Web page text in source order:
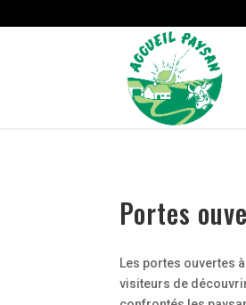
Portes
Les portes ouvertes
visiteurs de